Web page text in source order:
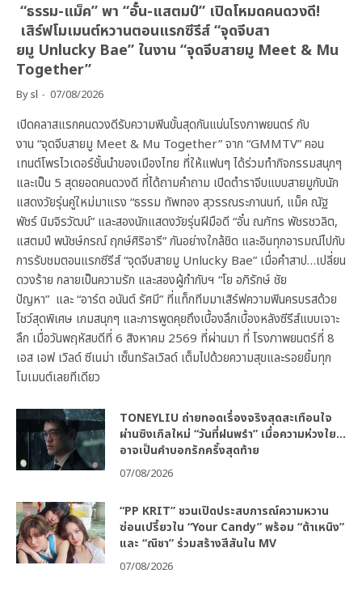
“ธรรม-แม็ค” พา “อั๋น-แสตมป์” เปิดโหมดคนดวงดี!
เสิร์ฟโมเมนต์หวานตอนแรกซีรีส์ “จุดจีบสา
ยมู Unlucky Bae” ในงาน “จุดจีบสายมู Meet & Mu
Together”
Bysl 07/08/2026
เปิดคลาสแรกคนดวงดีรับความฟินขั้นสุดกันแน่นโรงภาพยนตร์ กับ
งาน “จุดจีบสายมู Meet & Mu Together” จาก “GMMTV” คอน
เทนต์โพรไวเดอร์ชั้นนำของเมืองไทย ที่ให้แฟนๆ ได้ร่วมทำกิจกรรมสนุกๆ
และเป็น 5 สุดยอดคนดวงดี ที่ได้ถามคำถาม เปิดตำราจีบแบบสายมูกับนัก
แสดงวัยรุ่นคู่ใหม่มาแรง “ธรรม ทัพทอง สุวรรณระกานนท์, แม็ค ณัฐ
พัชร์ นิมจิรวัฒน์” และสองนักแสดงวัยรุ่นฝีมือดี “อั๋น ณภัทร พัชรชวลิต,
แสตมป์ พนัชษ์กรณ์ ฤกษ์ศิริอารี” กันอย่างใกล้ชิด และอินทุกอารมณ์ไปกับ
การรับชมตอนแรกซีรีส์ “จุดจีบสายมู Unlucky Bae” เมื่อคำสาป…เปลี่ยน
ดวงร้าย กลายเป็นความรัก และสองผู้กำกับฯ “โย อภิรักษ์ ชัย
ปัญหา” และ “อาร์ต อนันต์ รัศมี” ที่แท็กทีมมาเสิร์ฟความฟินครบรสด้วย
โชว์สุดพิเศษ เกมสนุกๆ และการพูดคุยถึงเบื้องลึกเบื้องหลังซีรีส์แบบเจาะ
ลึก เมื่อวันพฤหัสบดีที่ 6 สิงหาคม 2569 ที่ผ่านมา ที่ โรงภาพยนตร์ที่ 8
เอส เอฟ เวิลด์ ซีเนม่า เซ็นทรัลเวิลด์ เต็มไปด้วยความสุขและรอยยิ้มทุก
โมเมนต์เลยทีเดียว
TONEYLIU ถ่ายทอดเรื่องจริงสุดสะเทือนใจ
ผ่านซิงเกิลใหม่ “วันที่ฝนพรำ” เมื่อความห่วงใย…
อาจเป็นคำบอกรักครั้งสุดท้าย
07/08/2026
“PP KRIT” ชวนเปิดประสบการณ์ความหวาน
ซ่อนเปรี้ยวใน “Your Candy” พร้อม “ต้าเหนิง”
และ “ณิชา” ร่วมสร้างสีสันใน MV
07/08/2026